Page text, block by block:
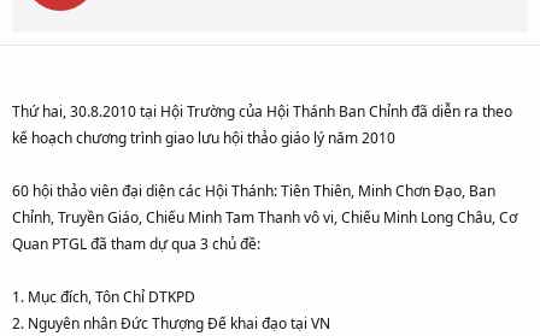
ở
ạ
o
Thứ hai, 30.8.2010 tại Hội Trường của Hội Thánh Ban Chỉnh đã diễn ra theo
kế hoạch chương trình giao lưu hội thảo giáo lý năm 2010
60 hội thảo viên đại diện các Hội Thánh: Tiên Thiên, Minh Chơn Đạo, Ban
Chỉnh, Truyền Giáo, Chiếu Minh Tam Thanh vô vi, Chiếu Minh Long Châu, Cơ
Quan PTGL đã tham dự qua 3 chủ đề:
1. Mục đích, Tôn Chỉ DTKPD
2. Nguyên nhân Đức Thượng Đế khai đạo tại VN